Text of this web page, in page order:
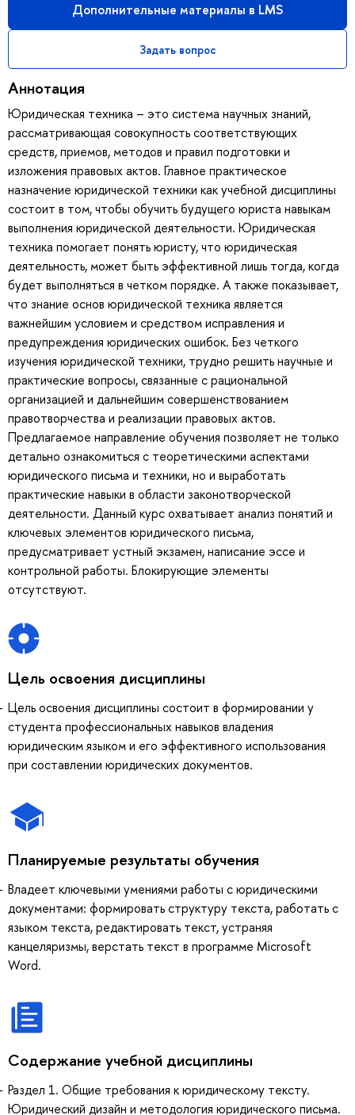
Дополнительные материалы в LMS
Задать вопрос
Аннотация
Юридическая техника – это система научных знаний,
рассматривающая совокупность соответствующих
средств, приемов, методов и правил подготовки и
изложения правовых актов. Главное практическое
назначение юридической техники как учебной дисциплины
состоит в том, чтобы обучить будущего юриста навыкам
выполнения юридической деятельности. Юридическая
техника помогает понять юристу, что юридическая
деятельность, может быть эффективной лишь тогда, когда
будет выполняться в четком порядке. А также показывает,
что знание основ юридической техника является
важнейшим условием и средством исправления и
предупреждения юридических ошибок. Без четкого
изучения юридической техники, трудно решить научные и
практические вопросы, связанные с рациональной
организацией и дальнейшим совершенствованием
правотворчества и реализации правовых актов.
Предлагаемое направление обучения позволяет не только
детально ознакомиться с теоретическими аспектами
юридического письма и техники, но и выработать
практические навыки в области законотворческой
деятельности. Данный курс охватывает анализ понятий и
ключевых элементов юридического письма,
предусматривает устный экзамен, написание эссе и
контрольной работы. Блокирующие элементы
отсутствуют.
Цель освоения дисциплины
Цель освоения дисциплины состоит в формировании у
студента профессиональных навыков владения
юридическим языком и его эффективного использования
при составлении юридических документов.
Планируемые результаты обучения
Владеет ключевыми умениями работы с юридическими
документами: формировать структуру текста, работать с
языком текста, редактировать текст, устраняя
канцеляризмы, верстать текст в программе Microsoft
Word.
Содержание учебной дисциплины
Раздел 1. Общие требования к юридическому тексту.
Юридический дизайн и методология юридического письма.